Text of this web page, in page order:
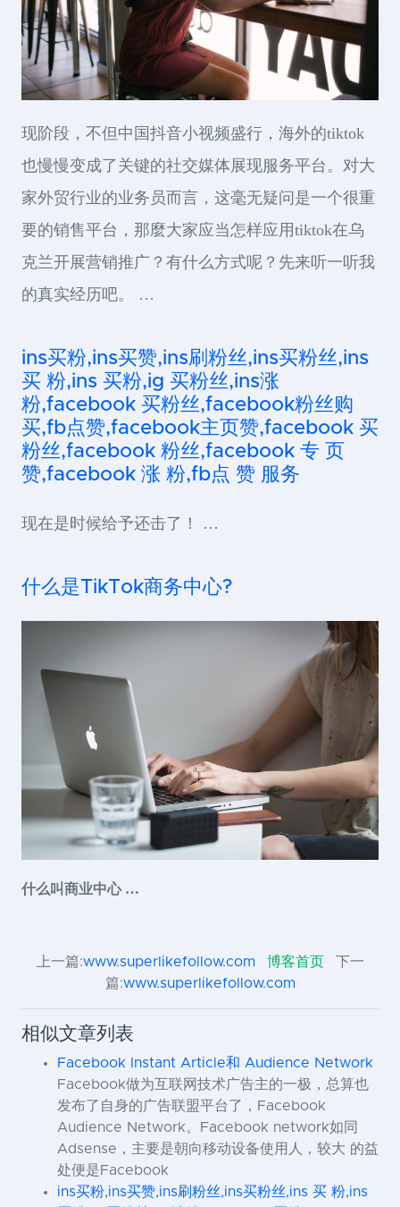
现阶段，不但中国抖音小视频盛行，海外的tiktok
也慢慢变成了关键的社交媒体展现服务平台。对大
家外贸行业的业务员而言，这毫无疑问是一个很重
要的销售平台，那麼大家应当怎样应用tiktok在乌
克兰开展营销推广？有什么方式呢？先来听一听我
的真实经历吧。 …
ins买粉,ins买赞,ins刷粉丝,ins买粉丝,ins
买 粉,ins 买粉,ig 买粉丝,ins涨
粉,facebook 买粉丝,facebook粉丝购
买,fb点赞,facebook主页赞,facebook 买
粉丝,facebook 粉丝,facebook 专 页
赞,facebook 涨 粉,fb点 赞 服务
现在是时候给予还击了！ …
什么是TikTok商务中心?
什么叫商业中心 …
上一篇:www.superlikefollow.com 博客首页
下一
篇:www.superlikefollow.com
相似文章列表
Facebook Instant Article和 Audience Network
Facebook做为互联网技术广告主的一极，总算也
发布了自身的广告联盟平台了，Facebook
Audience Network。Facebook network如同
Adsense，主要是朝向移动设备使用人，较大 的益
处便是Facebook
ins买粉,ins买赞,ins刷粉丝,ins买粉丝,ins 买 粉,ins